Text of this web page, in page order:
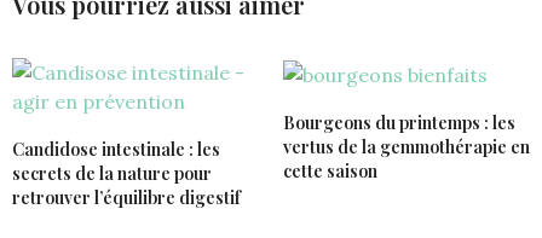
Candidose intestinale : les
secrets de la nature pour
retrouver l’équilibre digestif
Bourgeons du printemps : les
vertus de la gemmothérapie en
cette saison